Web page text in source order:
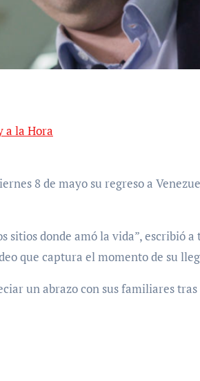
a la Hora
sitios donde amó la vida”, escribió a
que captura el momento de su
un abrazo con sus familiares